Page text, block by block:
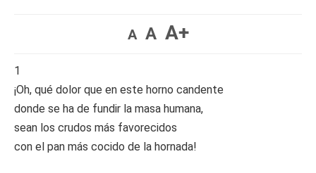
A A A+
1
¡Oh, qué dolor que en este horno candente
donde se ha de fundir la masa humana,
sean los crudos más favorecidos
con el pan más cocido de la hornada!